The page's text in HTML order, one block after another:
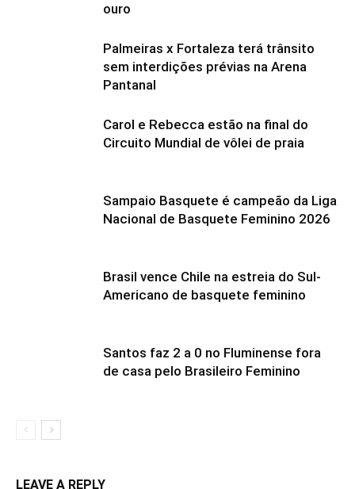
ouro
Palmeiras x Fortaleza terá trânsito
sem interdições prévias na Arena
Pantanal
Carol e Rebecca estão na final do
Circuito Mundial de vôlei de praia
Sampaio Basquete é campeão da Liga
Nacional de Basquete Feminino 2026
Brasil vence Chile na estreia do Sul-
Americano de basquete feminino
Santos faz 2 a 0 no Fluminense fora
de casa pelo Brasileiro Feminino
LEAVE A REPLY